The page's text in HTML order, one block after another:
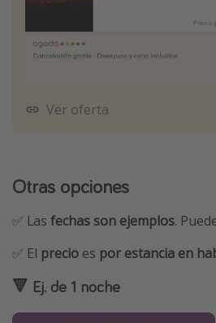
Ver oferta
Otras opciones
✅ Las fechas son ejemplos.
✅ El precio es por estancia en
🔻 Ej. de 1 noche